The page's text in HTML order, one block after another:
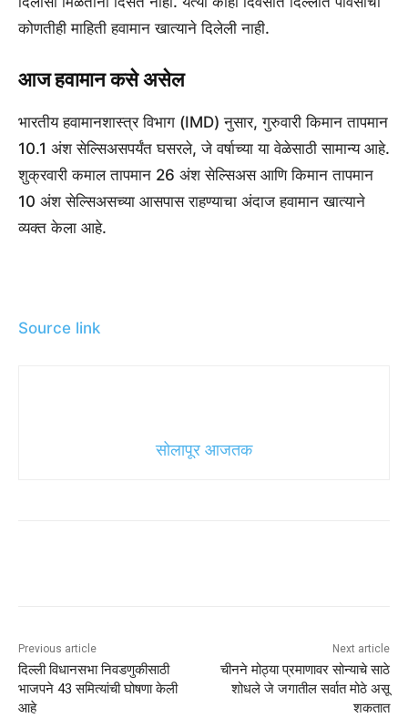
कोणतीही माहिती हवामान खात्याने दिलेली नाही.
आज हवामान कसे असेल
भारतीय हवामानशास्त्र विभाग (IMD) नुसार, गुरुवारी किमान तापमान
10.1 अंश सेल्सिअसपर्यंत घसरले, जे वर्षाच्या या वेळेसाठी सामान्य आहे.
शुक्रवारी कमाल तापमान 26 अंश सेल्सिअस आणि किमान तापमान
10 अंश सेल्सिअसच्या आसपास राहण्याचा अंदाज हवामान खात्याने
व्यक्त केला आहे.
Source link
सोलापूर आजतक
Previous article
दिल्ली विधानसभा निवडणुकीसाठी
भाजपने 43 समित्यांची घोषणा केली
आहे
Next article
चीनने मोठ्या प्रमाणावर सोन्याचे साठे
शोधले जे जगातील सर्वात मोठे असू
शकतात